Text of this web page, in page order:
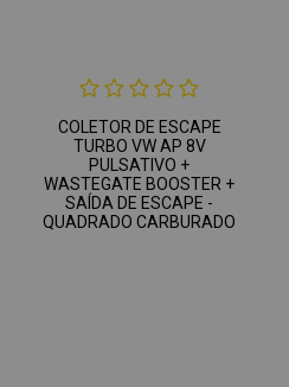
COLETOR DE ESCAPE
TURBO VW AP 8V
PULSATIVO +
WASTEGATE BOOSTER +
SAÍDA DE ESCAPE -
QUADRADO CARBURADO